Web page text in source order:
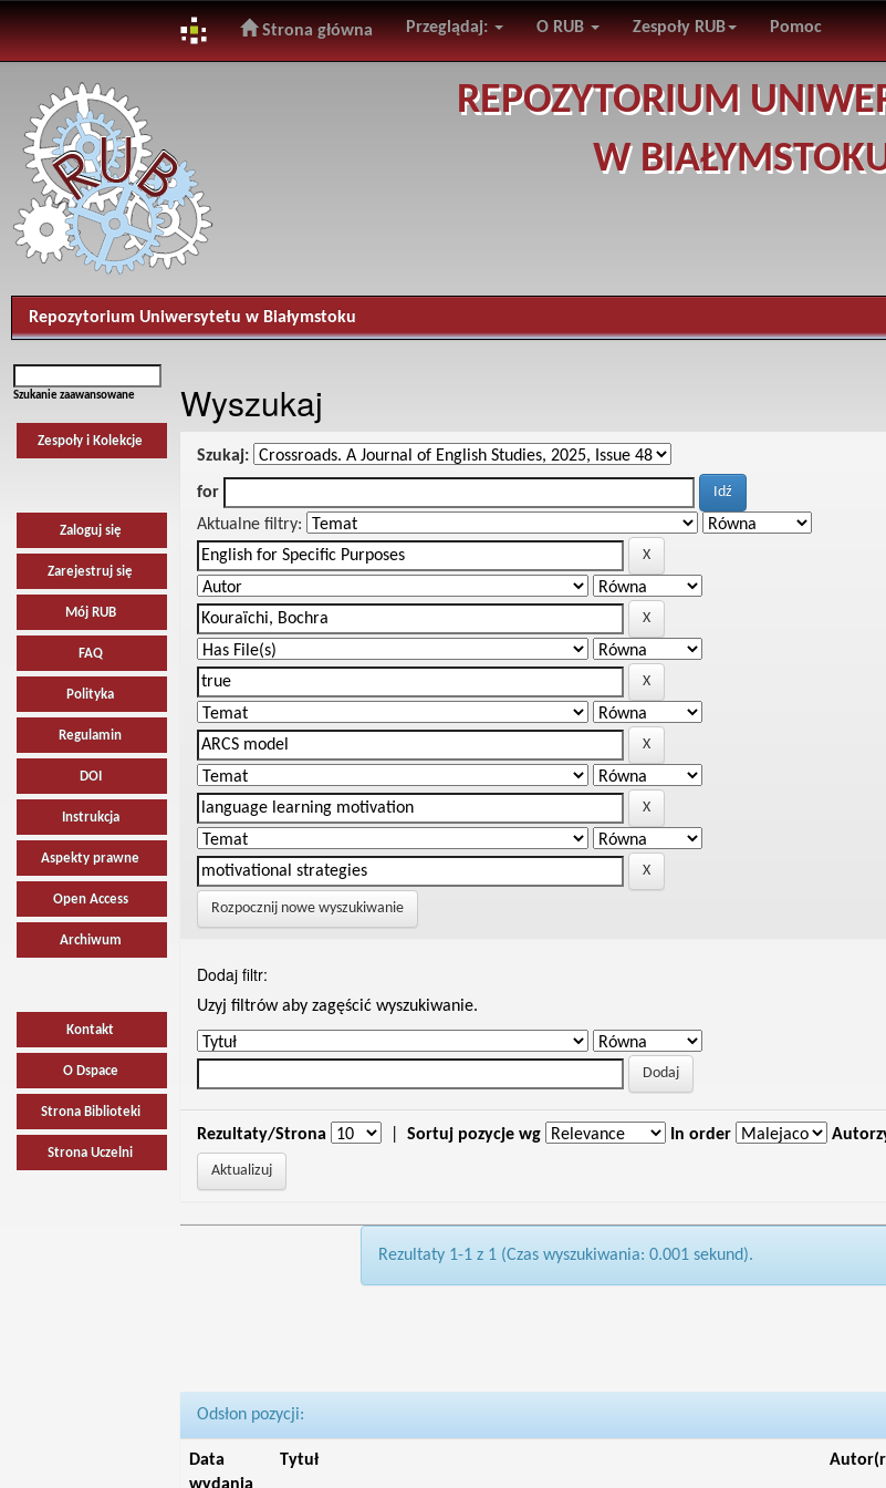
navigation
Strona główna Przeglądaj: O RUB Zespoły RUB Pomoc
REPOZYTORIUM
W
Repozytorium Uniwersytetu w Białymstoku
Szukanie zaawansowane
Zespoły i Kolekcje
Zaloguj się
Zarejestruj się
Mój RUB
FAQ
Polityka
Regulamin
DOI
Instrukcja
Aspekty prawne
Open Access
Archiwum
Kontakt
O Dspace
Strona Biblioteki
Strona Uczelni
Wyszukaj
Szukaj:
for
Aktualne filtry:
Rozpocznij nowe wyszukiwanie
Dodaj filtr:
Uzyj filtrów aby zagęścić wyszukiwanie.
Rezultaty/Strona Sortuj pozycje wg In order
Rezultaty 1-1 z 1 (Czas wyszukiwania: 0.001 sekund).
Odsłon pozycji:
Data
Tytuł